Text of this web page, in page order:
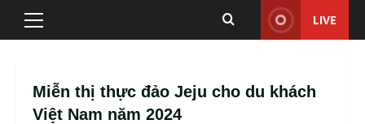
Skip
Primary
LIVE
Miễn thị thực đảo Jeju cho du khách
Việt Nam năm 2024